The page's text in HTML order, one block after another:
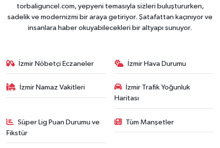
torbaliguncel.com, yepyeni temasıyla sizleri buluştururken,
sadelik ve modernizmi bir araya getiriyor. Şatafattan kaçınıyor ve
insanlara haber okuyabilecekleri bir altyapı sunuyor.
İzmir Nöbetçi Eczaneler İzmir Hava Durumu
İzmir Namaz Vakitleri
İzmir Trafik Yoğunluk
Haritası
Süper Lig Puan Durumu ve
Fikstür
Tüm Manşetler